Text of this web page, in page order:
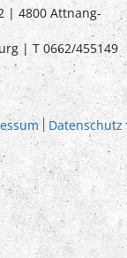
| 4800 Attnang-
| T 0662/455149
Datenschutz